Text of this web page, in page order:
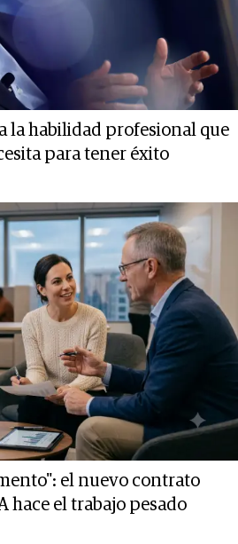
la habilidad profesional que
para tener éxito
el nuevo contrato
hace el trabajo pesado